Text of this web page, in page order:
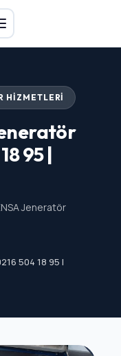
HIZMETLERI
95 |
Jeneratör
504 18 95 |